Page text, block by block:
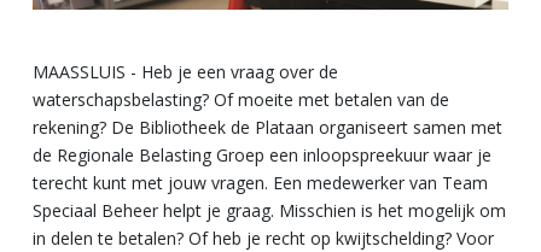
MAASSLUIS - Heb je een vraag over de
waterschapsbelasting? Of moeite met betalen van de
rekening? De Bibliotheek de Plataan organiseert samen met
de Regionale Belasting Groep een inloopspreekuur waar je
terecht kunt met jouw vragen. Een medewerker van Team
Speciaal Beheer helpt je graag. Misschien is het mogelijk om
in delen te betalen? Of heb je recht op kwijtschelding? Voor